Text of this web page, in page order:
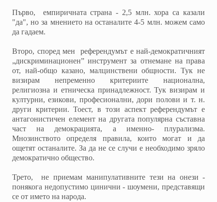
Първо, емпиричната страна - 2,5 млн. хора са казали
"да", но за мнението на останалите 4-5 млн. можем само
да гадаем.
Второ, според мен референдумът е най-демократичният
„дискриминационен” инструмент за отнемане на права
от, най-общо казано, малцинствени общности. Тук не
визирам непременно критериите национална,
религиозна и етническа принадлежност. Тук визирам и
културни, езикови, професионални, дори полови и т. н.
други критерии. Тоест, в този аспект референдумът е
антагонистичен елемент на другата популярна съставна
част на демокрацията, а именно- плурализма.
Мнозинството определя правила, които могат и да
ощетят останалите. За да не се случи е необходимо зряло
демократично общество.
Трето, не приемам манипулативните тези на онези -
понякога недопустимо цинични - шоумени, представящи
се от името на народа.